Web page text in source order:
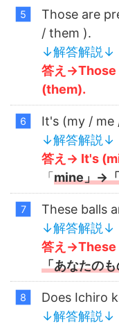
Those are
/ them ).
↓解答解説↓
答え→Those
(them).
It's (my / me
↓解答解説↓
答え→ It's
「mine」→
These balls
↓解答解説↓
答え→These
「あなたの
Does Ichiro
↓解答解説↓